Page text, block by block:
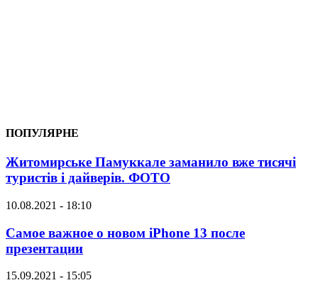
ПОПУЛЯРНЕ
Житомирське Памуккале заманило вже тисячі
туристів і дайверів. ФОТО
10.08.2021 - 18:10
Самое важное о новом iPhone 13 после
презентации
15.09.2021 - 15:05